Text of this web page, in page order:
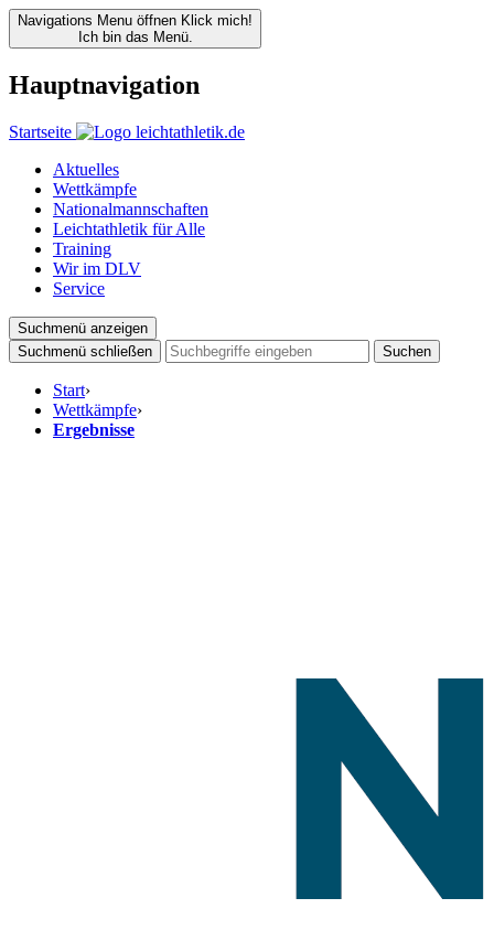
Navigations Menu öffnen Klick mich!
Ich bin das Menü.
Hauptnavigation
Startseite
Aktuelles
Wettkämpfe
Nationalmannschaften
Leichtathletik für Alle
Training
Wir im DLV
Service
Suchmenü anzeigen
Suchmenü schließen
Suchen
Start›
Wettkämpfe›
Ergebnisse